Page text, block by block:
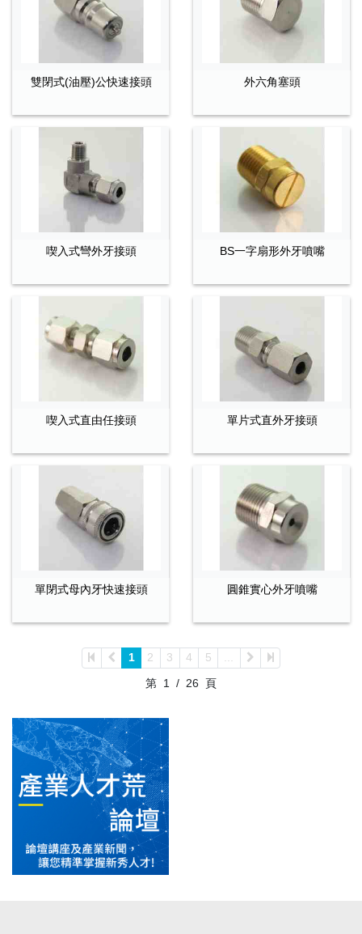
雙閉式(油壓)公快速接頭 外六角塞頭
喫入式彎外牙接頭 BS一字扇形外牙噴嘴
喫入式直由任接頭 單片式直外牙接頭
單閉式母內牙快速接頭 圓錐實心外牙噴嘴
1 2 3 4 5
...
第 1 / 26 頁